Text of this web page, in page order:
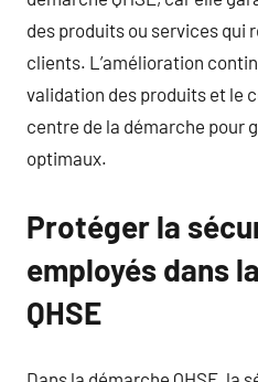
des produits ou services qui
clients. L’amélioration
validation des produits et le
centre de la démarche pour
optimaux.
Protéger la
employés dans
QHSE